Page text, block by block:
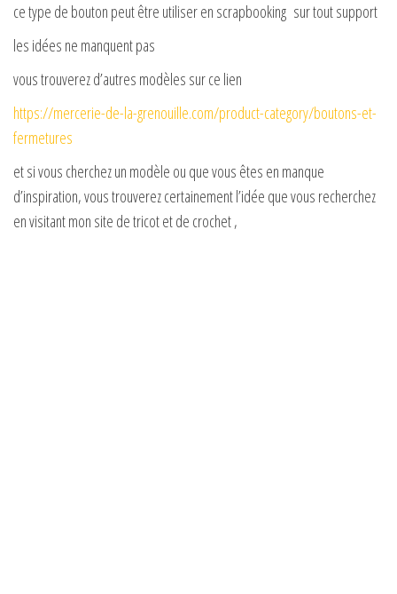
ce type de bouton peut être utiliser en scrapbooking sur tout support
les idées ne manquent pas
vous trouverez d’autres modèles sur ce lien
https://mercerie-de-la-grenouille.com/product-category/boutons-et-
fermetures
et si vous cherchez un modèle ou que vous êtes en manque
d’inspiration, vous trouverez certainement l’idée que vous recherchez
en visitant mon site de tricot et de crochet ,